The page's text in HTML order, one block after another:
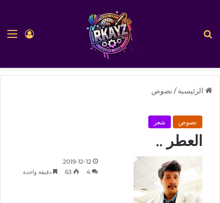
تسجيل
الرئيسية / نصوص
نصوص شعر
العطر ..
2019-12-12
4
63 دقيقة واحدة